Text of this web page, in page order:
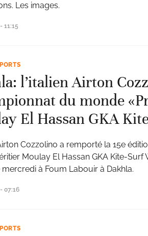
Les images.
11:15
l’italien Airton
du monde
El Hassan GKA
Cozzolino a remporté la 15e
Moulay El Hassan GKA Kite-Surf
à Foum Labouir à Dakhla.
07:16